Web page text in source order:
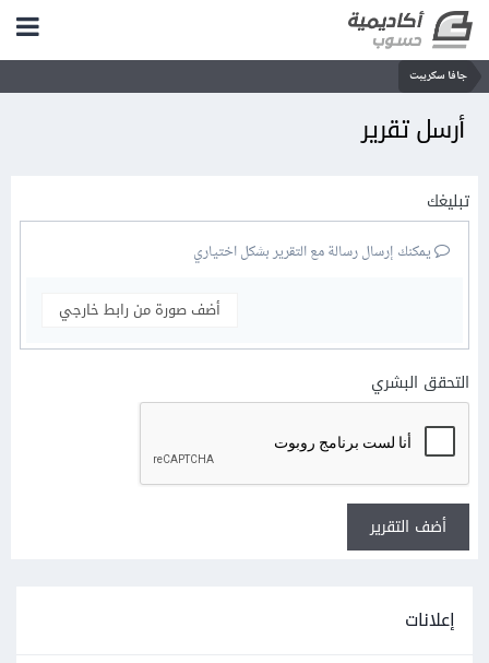
جافا سكريبت
أرسل تقرير
تبليغك
يمكنك إرسال رسالة مع التقرير بشكل اختياري
أضف صورة من رابط خارجي
التحقق البشري
أضف التقرير
إعلانات